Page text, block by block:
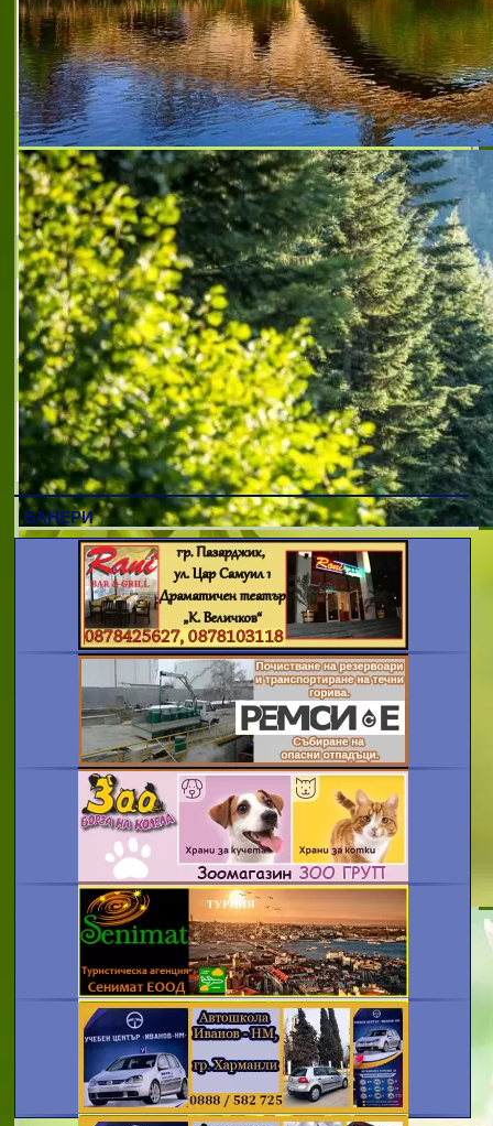
Фирма Славекс ЕООД е създадена през
1991г. в гр. Ямбол.Основна дейност на
фирмата е търговия на едро и дребно с
хран. и промишлени стоки,разносна
търговия. Продажбата на с
ПАРАЛАКС 999 ЕООД
Вносител на консерви от риба и морски
дарове Pescamar
ЕЛЕОН ДЗЗД
Магазин за риба и рибни продукти -
Плевен
РИБЕН МАГАЗИН ПУЕРТО РИБКО
Пуерто рибко - магазин за прясна риба в
центъра на София
БАНЕРИ